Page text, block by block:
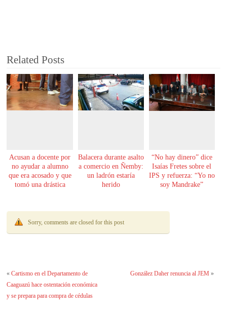
Related Posts
Acusan a docente por
no ayudar a alumno
que era acosado y que
tomó una drástica
Balacera durante asalto
a comercio en Ñemby:
un ladrón estaría
herido
“No hay dinero” dice
Isaías Fretes sobre el
IPS y refuerza: “Yo no
soy Mandrake”
Sorry, comments are closed for this post
«Cartismo en el Departamento de
Caaguazú hace ostentación económica
y se prepara para compra de cédulas
González Daher renuncia al JEM »